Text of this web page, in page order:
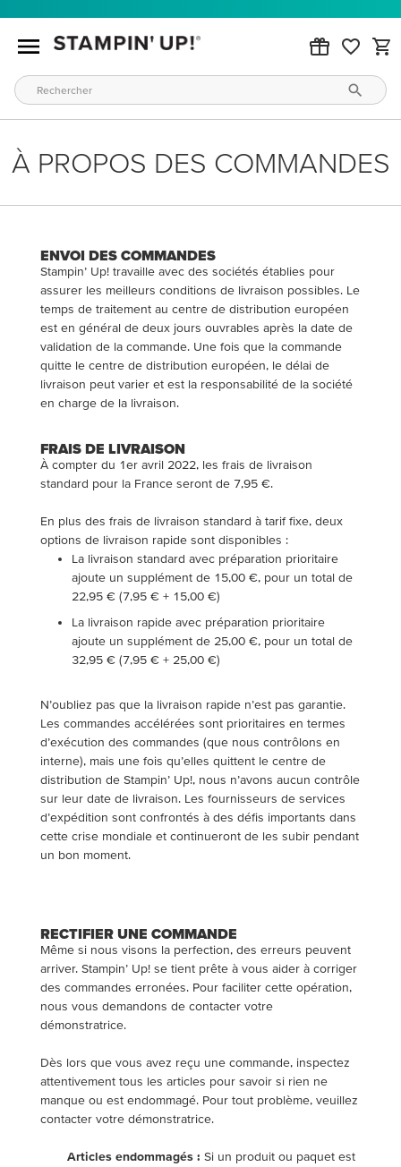
À PROPOS DES COMMANDES
ENVOI DES COMMANDES
Stampin’ Up! travaille avec des sociétés établies pour
assurer les meilleurs conditions de livraison possibles. Le
temps de traitement au centre de distribution européen
est en général de deux jours ouvrables après la date de
validation de la commande. Une fois que la commande
quitte le centre de distribution européen, le délai de
livraison peut varier et est la responsabilité de la société
en charge de la livraison.
FRAIS DE LIVRAISON
À compter du 1er avril 2022, les frais de livraison
standard pour la France seront de 7,95 €.
En plus des frais de livraison standard à tarif fixe, deux
options de livraison rapide sont disponibles :
La livraison standard avec préparation prioritaire
ajoute un supplément de 15,00 €, pour un total de
22,95 € (7,95 € + 15,00 €)
La livraison rapide avec préparation prioritaire
ajoute un supplément de 25,00 €, pour un total de
32,95 € (7,95 € + 25,00 €)
N’oubliez pas que la livraison rapide n’est pas garantie.
Les commandes accélérées sont prioritaires en termes
d’exécution des commandes (que nous contrôlons en
interne), mais une fois qu’elles quittent le centre de
distribution de Stampin’ Up!, nous n’avons aucun contrôle
sur leur date de livraison. Les fournisseurs de services
d’expédition sont confrontés à des défis importants dans
cette crise mondiale et continueront de les subir pendant
un bon moment.
RECTIFIER UNE COMMANDE
Même si nous visons la perfection, des erreurs peuvent
arriver. Stampin’ Up! se tient prête à vous aider à corriger
des commandes erronées. Pour faciliter cette opération,
nous vous demandons de contacter votre
démonstratrice.
Dès lors que vous avez reçu une commande, inspectez
attentivement tous les articles pour savoir si rien ne
manque ou est endommagé. Pour tout problème, veuillez
contacter votre démonstratrice.
Articles endommagés : Si un produit ou paquet est